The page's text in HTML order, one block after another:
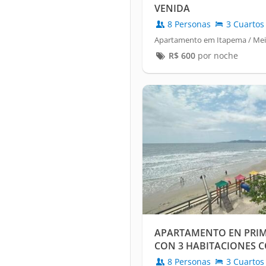
VENIDA
8 Personas 3 Cuartos
Apartamento em Itapema /
R$ 600por noche
APARTAMENTO EN
CON 3 HABITACIONES
ACONDICIONADO Y
8 Personas 3 Cuartos